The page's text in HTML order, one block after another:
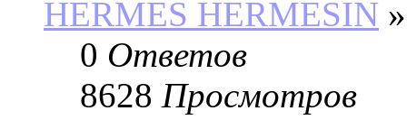
HERMES HERMESIN »
0 Ответов
8628 Просмотров